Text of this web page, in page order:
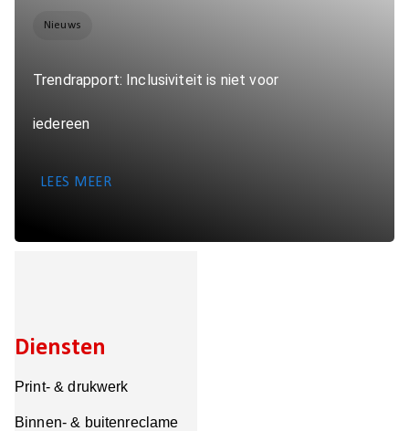
Nieuws
Trendrapport: Inclusiviteit is niet voor
iedereen
LEES MEER
Diensten
Print- & drukwerk
Binnen- & buitenreclame